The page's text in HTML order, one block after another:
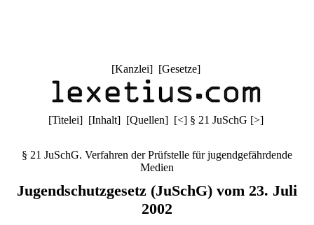
[Kanzlei] [Gesetze]
[Titelei] [Inhalt] [Quellen] [<] § 21 JuSchG [>]
§ 21 JuSchG. Verfahren der Prüfstelle für jugendgefährdende
Medien
Jugendschutzgesetz (JuSchG) vom 23. Juli
2002